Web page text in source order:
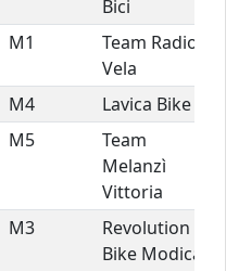
Bici
M1
Team Radio
Vela
M4
Lavica Bike
M5
Team
Melanzì
Vittoria
M3
Revolution
Bike Modica